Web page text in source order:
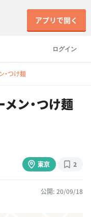
ログイン
アプリで開く
・つけ麺
ン・つけ麺
東京 2
公開: 20/09/18